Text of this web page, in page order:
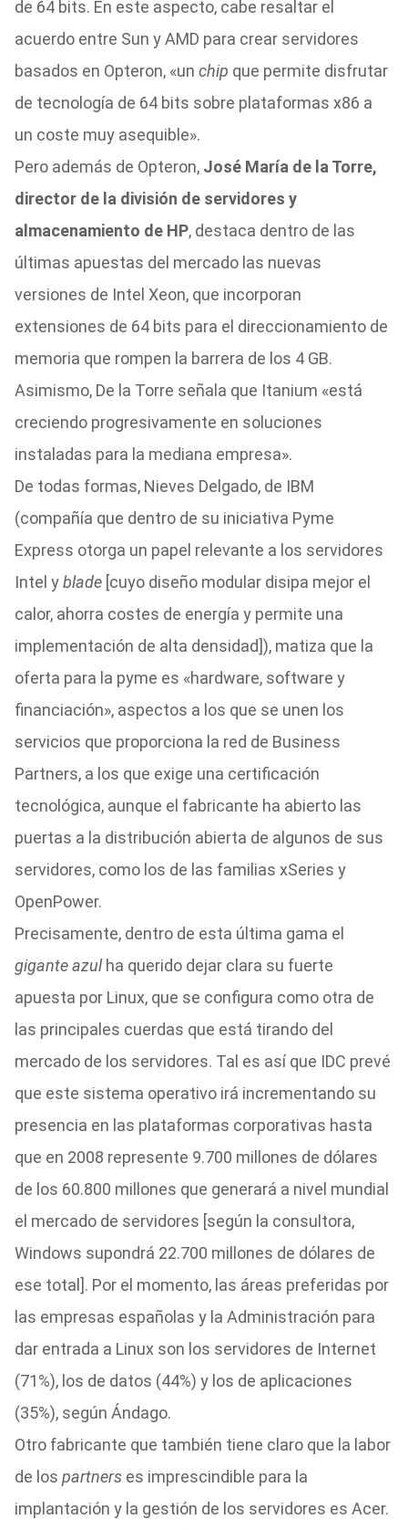
de 64 bits. En este aspecto, cabe resaltar el
acuerdo entre Sun y AMD para crear servidores
basados en Opteron, «un chip que permite disfrutar
de tecnología de 64 bits sobre plataformas x86 a
un coste muy asequible».
Pero además de Opteron, José María de la Torre,
director de la división de servidores y
almacenamiento de HP, destaca dentro de las
últimas apuestas del mercado las nuevas
versiones de Intel Xeon, que incorporan
extensiones de 64 bits para el direccionamiento de
memoria que rompen la barrera de los 4 GB.
Asimismo, De la Torre señala que Itanium «está
creciendo progresivamente en soluciones
instaladas para la mediana empresa».
De todas formas, Nieves Delgado, de IBM
(compañía que dentro de su iniciativa Pyme
Express otorga un papel relevante a los servidores
Intel yblade[cuyo diseño modular disipa mejor el
calor, ahorra costes de energía y permite una
implementación de alta densidad]), matiza que la
oferta para la pyme es «hardware, software y
financiación», aspectos a los que se unen los
servicios que proporciona la red de Business
Partners, a los que exige una certificación
tecnológica, aunque el fabricante ha abierto las
puertas a la distribución abierta de algunos de sus
servidores, como los de las familias xSeries y
OpenPower.
Precisamente, dentro de esta última gama el
gigante azulha querido dejar clara su fuerte
apuesta por Linux, que se configura como otra de
las principales cuerdas que está tirando del
mercado de los servidores. Tal es así que IDC prevé
que este sistema operativo irá incrementando su
presencia en las plataformas corporativas hasta
que en 2008 represente 9.700 millones de dólares
de los 60.800 millones que generará a nivel mundial
el mercado de servidores [según la consultora,
Windows supondrá 22.700 millones de dólares de
ese total]. Por el momento, las áreas preferidas por
las empresas españolas y la Administración para
dar entrada a Linux son los servidores de Internet
(71%), los de datos (44%) y los de aplicaciones
(35%), según Ándago.
Otro fabricante que también tiene claro que la labor
de los partnerses imprescindible para la
implantación y la gestión de los servidores es Acer.